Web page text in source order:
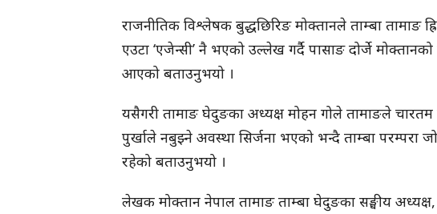
राजनीतिक विश्लेषक बुद्धछिरिङ मोक्तानले ताम्बा तामाङ
एउटा ‘एजेन्सी’ नै भएको उल्लेख गर्दै पासाङ दोर्जे
आएको बताउनुभयो ।
यसैगरी तामाङ घेदुङका अध्यक्ष मोहन गोले तामाङले
पुर्खाले नबुझ्ने अवस्था सिर्जना भएको भन्दै ताम्बा परम्परा
रहेको बताउनुभयो ।
लेखक मोक्तान नेपाल तामाङ ताम्बा घेदुङका सङ्घीय अध्यक्ष,